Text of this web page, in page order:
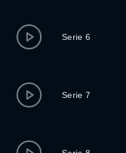
Serie 6
Serie 7